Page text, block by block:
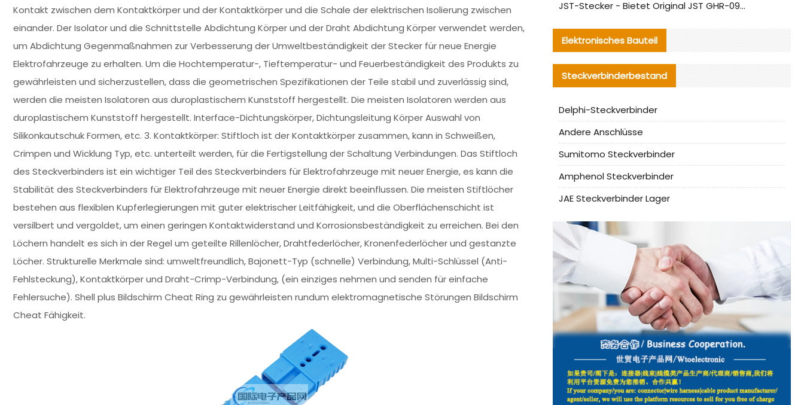
Kontakt zwischen dem Kontaktkörper und der Kontaktkörper und die Schale der elektrischen Isolierung zwischen
einander. Der Isolator und die Schnittstelle Abdichtung Körper und der Draht Abdichtung Körper verwendet werden,
um Abdichtung Gegenmaßnahmen zur Verbesserung der Umweltbeständigkeit der Stecker für neue Energie
Elektrofahrzeuge zu erhalten. Um die Hochtemperatur-, Tieftemperatur- und Feuerbeständigkeit des Produkts zu
gewährleisten und sicherzustellen, dass die geometrischen Spezifikationen der Teile stabil und zuverlässig sind,
werden die meisten Isolatoren aus duroplastischem Kunststoff hergestellt. Die meisten Isolatoren werden aus
duroplastischem Kunststoff hergestellt. Interface-Dichtungskörper, Dichtungsleitung Körper Auswahl von
Silikonkautschuk Formen, etc. 3. Kontaktkörper: Stiftloch ist der Kontaktkörper zusammen, kann in Schweißen,
Crimpen und Wicklung Typ, etc. unterteilt werden, für die Fertigstellung der Schaltung Verbindungen. Das Stiftloch
des Steckverbinders ist ein wichtiger Teil des Steckverbinders für Elektrofahrzeuge mit neuer Energie, es kann die
Stabilität des Steckverbinders für Elektrofahrzeuge mit neuer Energie direkt beeinflussen. Die meisten Stiftlöcher
bestehen aus flexiblen Kupferlegierungen mit guter elektrischer Leitfähigkeit, und die Oberflächenschicht ist
versilbert und vergoldet, um einen geringen Kontaktwiderstand und Korrosionsbeständigkeit zu erreichen. Bei den
Löchern handelt es sich in der Regel um geteilte Rillenlöcher, Drahtfederlöcher, Kronenfederlöcher und gestanzte
Löcher. Strukturelle Merkmale sind: umweltfreundlich, Bajonett-Typ (schnelle) Verbindung, Multi-Schlüssel (Anti-
Fehlsteckung), Kontaktkörper und Draht-Crimp-Verbindung, (ein einziges nehmen und senden für einfache
Fehlersuche). Shell plus Bildschirm Cheat Ring zu gewährleisten rundum elektromagnetische Störungen Bildschirm
Cheat Fähigkeit.
JST-Stecker - Bietet Original JST GHR-09V-S Stecker und Ersatzteile an
Elektronisches Bauteil
Steckverbinderbestand
Delphi-Steckverbinder
Andere Anschlüsse
Sumitomo Steckverbinder
Amphenol Steckverbinder
JAE Steckverbinder Lager